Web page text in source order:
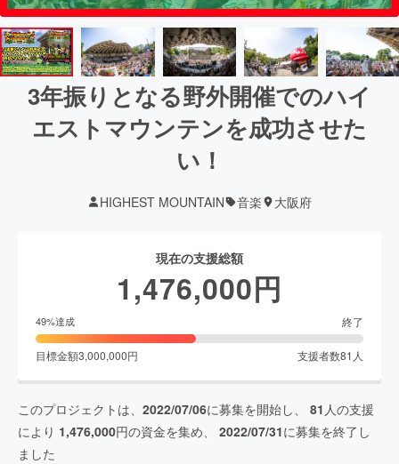
3年振りとなる野外開催でのハイ
エストマウンテンを成功させた
い！
HIGHEST MOUNTAIN 音楽 大阪府
現在の支援総額
1,476,000円
49%達成 終了
目標金額3,000,000円 支援者数81 人
このプロジェクトは、 2022/07/06に募集を開始し、 81 人の支援
により 1,476,000円の資金を集め、 2022/07/31に募集を終了し
ました